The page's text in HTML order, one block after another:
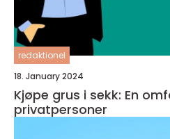
redaktionel
18. January 2024
Kjøpe grus i sekk: En
privatpersoner